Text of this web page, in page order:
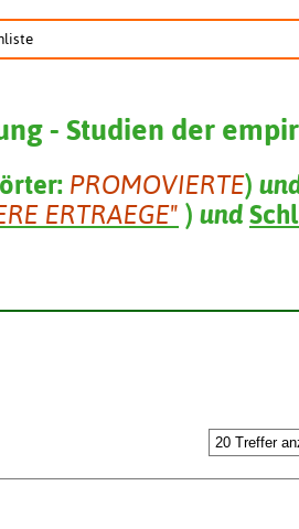
- Studien der
PROMOVIERTE)
ERTRAEGE" ) und